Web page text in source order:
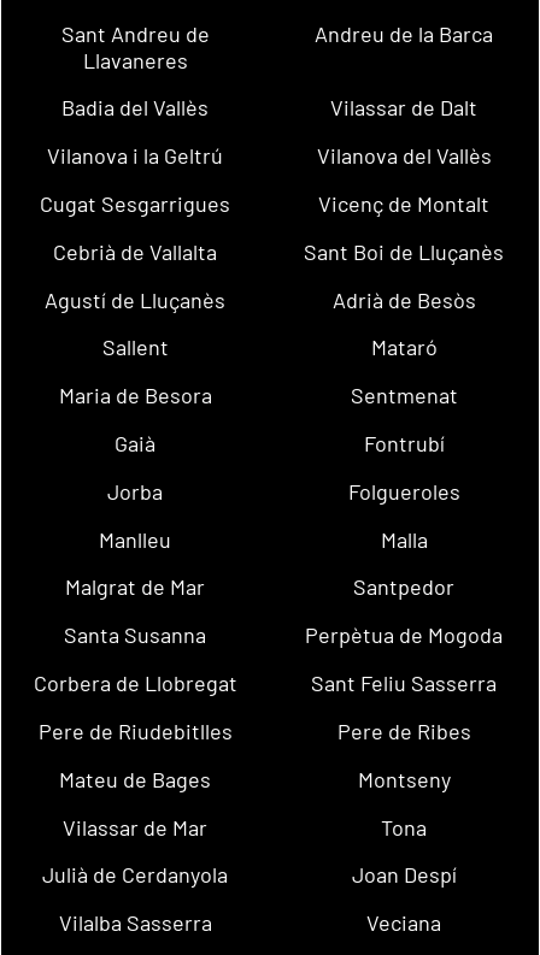
Sant Andreu de
Llavaneres
Andreu de la Barca
Badia del Vallès
Vilassar de Dalt
Vilanova i la Geltrú
Vilanova del Vallès
Cugat Sesgarrigues
Vicenç de Montalt
Cebrià de Vallalta
Sant Boi de Lluçanès
Agustí de Lluçanès
Adrià de Besòs
Sallent
Mataró
Maria de Besora
Sentmenat
Gaià
Fontrubí
Jorba
Folgueroles
Manlleu
Malla
Malgrat de Mar
Santpedor
Santa Susanna
Perpètua de Mogoda
Corbera de Llobregat
Sant Feliu Sasserra
Pere de Riudebitlles
Pere de Ribes
Mateu de Bages
Montseny
Vilassar de Mar
Tona
Julià de Cerdanyola
Joan Despí
Vilalba Sasserra
Veciana